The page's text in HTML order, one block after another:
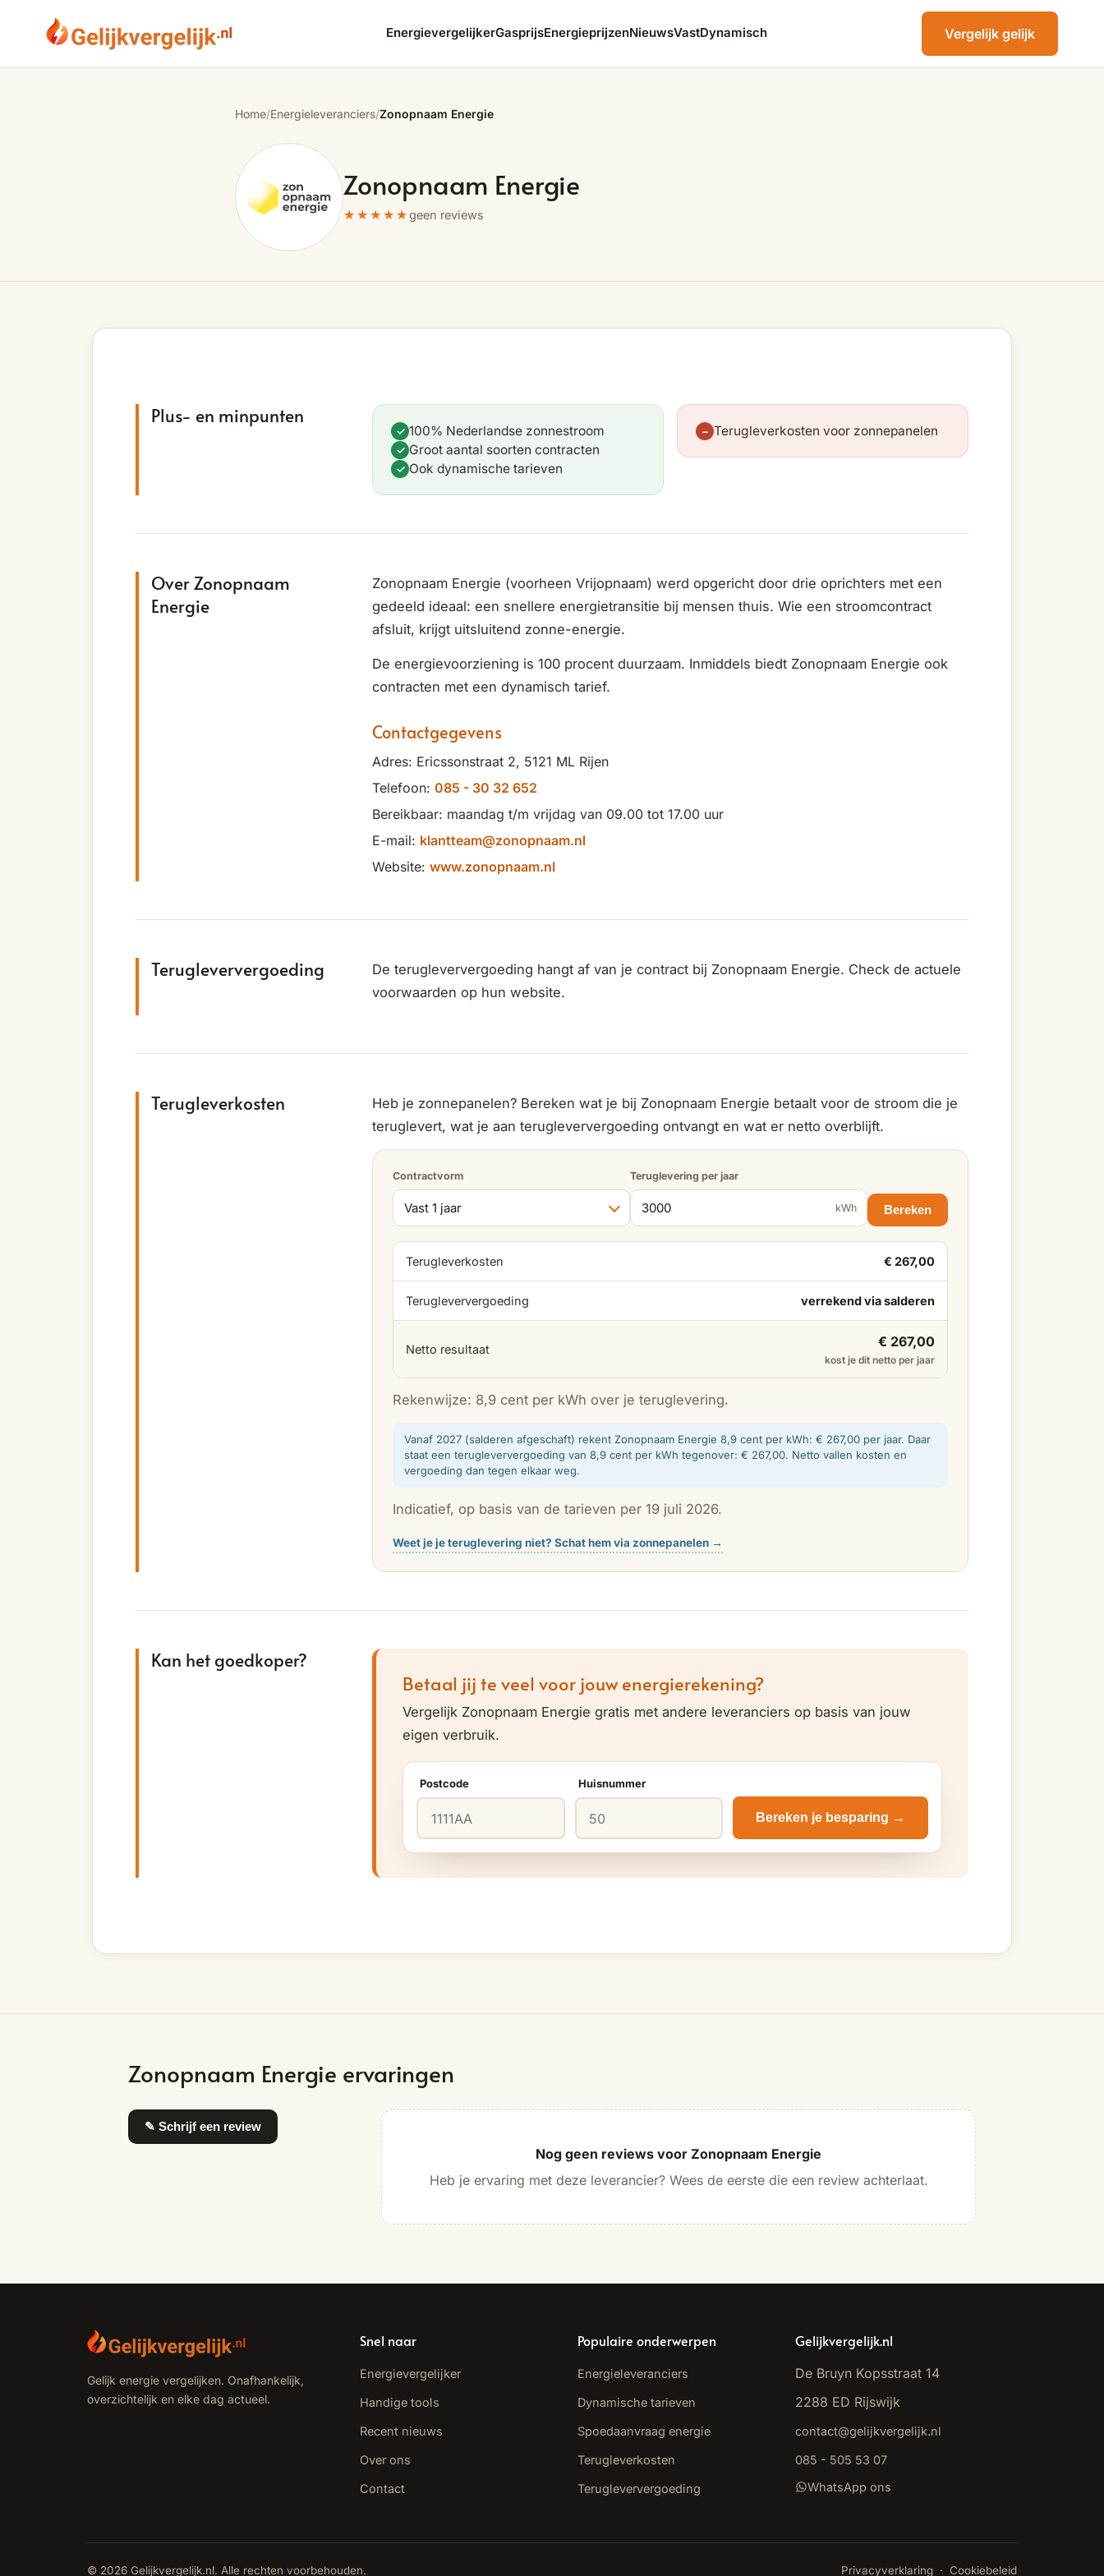
EnergievergelijkerGasprijsEnergieprijzenNieuwsVastDynamisch Vergelijk gelijk
Home/Energieleveranciers/Zonopnaam Energie
Zonopnaam Energie
★★★★★geen reviews
Plus- en minpunten
✓ 100% Nederlandse zonnestroom
✓ Groot aantal soorten contracten
✓ Ook dynamische tarieven
− Terugleverkosten voor zonnepanelen
Over Zonopnaam
Energie
Zonopnaam Energie (voorheen Vrijopnaam) werd opgericht door drie oprichters met een
gedeeld ideaal: een snellere energietransitie bij mensen thuis. Wie een stroomcontract
afsluit, krijgt uitsluitend zonne-energie.
De energievoorziening is 100 procent duurzaam. Inmiddels biedt Zonopnaam Energie ook
contracten met een dynamisch tarief.
Contactgegevens
Adres: Ericssonstraat 2, 5121 ML Rijen
Telefoon: 085 - 30 32 652
Bereikbaar: maandag t/m vrijdag van 09.00 tot 17.00 uur
E-mail: klantteam@zonopnaam.nl
Website: www.zonopnaam.nl
Terugleververgoeding
De terugleververgoeding hangt af van je contract bij Zonopnaam Energie. Check de actuele
voorwaarden op hun website.
Terugleverkosten
Heb je zonnepanelen? Bereken wat je bij Zonopnaam Energie betaalt voor de stroom die je
teruglevert, wat je aan terugleververgoeding ontvangt en wat er netto overblijft.
Contractvorm Teruglevering per jaar
kWh Bereken
Terugleverkosten € 267,00
Terugleververgoeding verrekend via salderen
Netto resultaat € 267,00
kost je dit netto per jaar
Rekenwijze: 8,9 cent per kWh over je teruglevering.
Vanaf 2027 (salderen afgeschaft) rekent Zonopnaam Energie 8,9 cent per kWh: € 267,00 per jaar. Daar
staat een terugleververgoeding van 8,9 cent per kWh tegenover: € 267,00. Netto vallen kosten en
vergoeding dan tegen elkaar weg.
Indicatief, op basis van de tarieven per 19 juli 2026.
Weet je je teruglevering niet? Schat hem via zonnepanelen →
Kan het goedkoper?
Betaal jij te veel voor jouw energierekening?
Vergelijk Zonopnaam Energie gratis met andere leveranciers op basis van jouw
eigen verbruik.
Postcode Huisnummer
Bereken je besparing →
Zonopnaam Energie ervaringen
✎ Schrijf een review
Nog geen reviews voor Zonopnaam Energie
Heb je ervaring met deze leverancier? Wees de eerste die een review achterlaat.
Gelijk energie vergelijken. Onafhankelijk,
overzichtelijk en elke dag actueel.
Snel naar
Energievergelijker
Handige tools
Recent nieuws
Over ons
Contact
Populaire onderwerpen
Energieleveranciers
Dynamische tarieven
Spoedaanvraag energie
Terugleverkosten
Terugleververgoeding
Gelijkvergelijk.nl
De Bruyn Kopsstraat 14
2288 ED Rijswijk
contact@gelijkvergelijk.nl
085 - 505 53 07
WhatsApp ons
© 2026 Gelijkvergelijk.nl. Alle rechten voorbehouden. Privacyverklaring · Cookiebeleid